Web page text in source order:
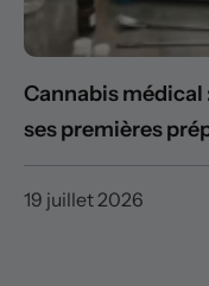
Cannabis médical
ses premières
19 juillet 2026